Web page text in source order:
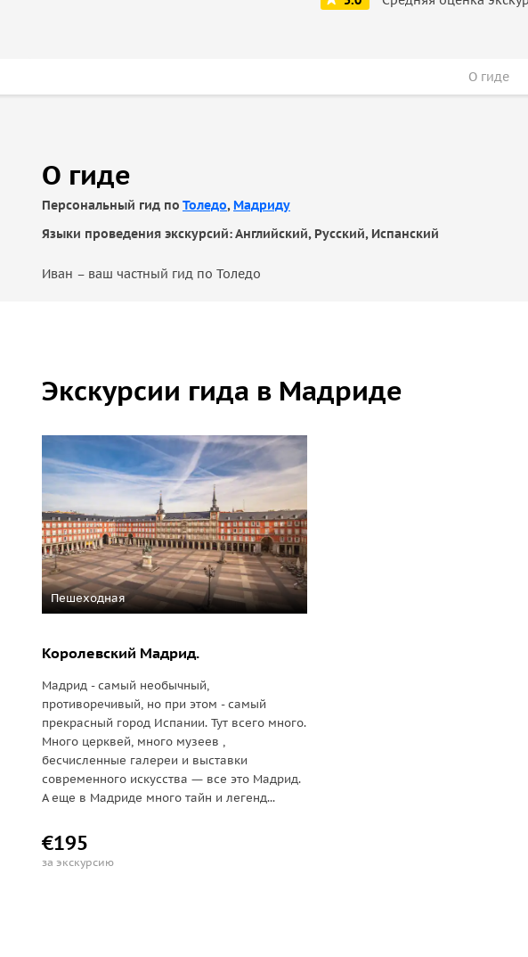
О гиде
О гиде
Персональный гид по Толедо, Мадриду
Языки проведения экскурсий: Английский, Русский, Испанский
Иван – ваш частный гид по Толедо
Экскурсии гида в Мадриде
Пешеходная
Королевский Мадрид.
Мадрид - самый необычный,
противоречивый, но при этом - самый
прекрасный город Испании. Тут всего много.
Много церквей, много музеев ,
бесчисленные галереи и выставки
современного искусства ― все это Мадрид.
А еще в Мадриде много тайн и легенд...
€195
за экскурсию